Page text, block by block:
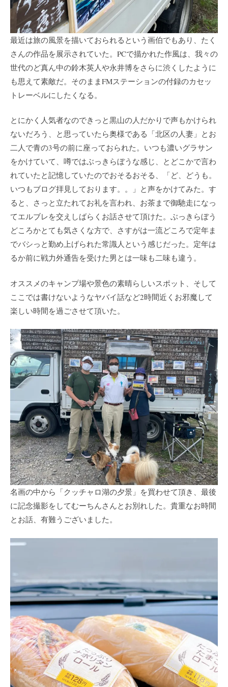
最近は旅の風景を描いておられるという画伯でもあり、たく
さんの作品を展示されていた。PCで描かれた作風は、我々の
世代のど真ん中の鈴木英人や永井博をさらに渋くしたように
も思えて素敵だ。そのままFMステーションの付録のカセッ
トレーベルにしたくなる。
とにかく人気者なのできっと黒山の人だかりで声もかけられ
ないだろう、と思っていたら奥様である「北区の人妻」とお
二人で青の3号の前に座っておられた。いつも濃いグラサン
をかけていて、噂ではぶっきらぼうな感じ、とどこかで言わ
れていたと記憶していたのでおそるおそる、「ど、どうも。
いつもブログ拝見しております。。」と声をかけてみた。す
ると、さっと立たれてお礼を言われ、お茶まで御馳走になっ
てエルブレを交えしばらくお話させて頂けた。ぶっきらぼう
どころかとても気さくな方で、さすがは一流どころで定年ま
でバシっと勤め上げられた常識人という感じだった。定年は
るか前に戦力外通告を受けた男とは一味も二味も違う。
オススメのキャンプ場や景色の素晴らしいスポット、そして
ここでは書けないようなヤバイ話など2時間近くお邪魔して
楽しい時間を過ごさせて頂いた。
名画の中から「クッチャロ湖の夕景」を買わせて頂き、最後
に記念撮影をしてむーちんさんとお別れした。貴重なお時間
とお話、有難うございました。